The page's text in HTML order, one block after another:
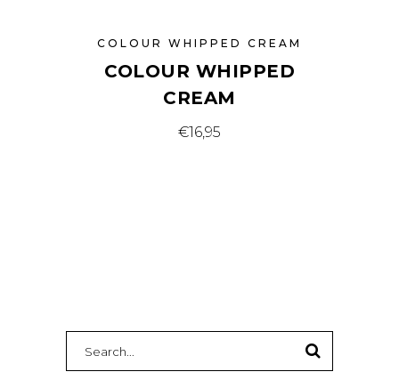
COLOUR WHIPPED CREAM
COLOUR WHIPPED
CREAM
€16,95
Dit
op
FOR: